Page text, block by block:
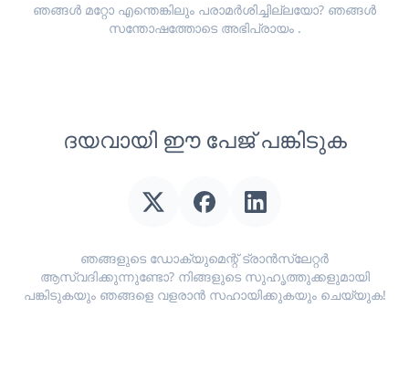
ഞങ്ങൾ മറ്റോ എന്തെങ്കിലും പരാമർശിച്ചില്ലയോ? ഞങ്ങൾ
സന്തോഷത്തോടെ അഭിപ്രായം.
ദയവായി ഈ പേജ് പങ്കിടുക
ഞങ്ങളുടെ ഡോക്യുമെന്റ് ട്രാൻസ്ലേറ്റർ
ആസ്വദിക്കുന്നുണ്ടോ? നിങ്ങളുടെ സുഹൃത്തുക്കളുമായി
പങ്കിടുകയും ഞങ്ങളെ വളരാൻ സഹായിക്കുകയും ചെയ്യുക!